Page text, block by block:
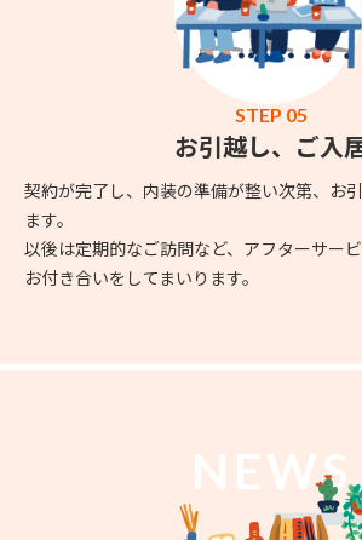
STEP 05
お引越し、ご入
契約が完了し、内装の準備が整い次第、お
ます。
以後は定期的なご訪問など、アフターサー
お付き合いをしてまいります。
NEWS